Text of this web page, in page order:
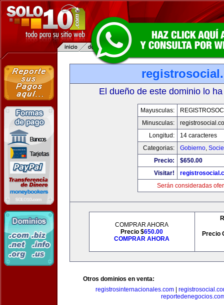
El dueño de este dominio lo
Mayusculas:
Minusculas:
Longitud:
14 caracteres
Categorias:
Gobierno,
Precio:
$650.00
Visitar!
Serán consideradas
COMPRAR AHORA
Precio $650.00
COMPRAR AHORA
Precio
Otros dominios en venta:
registrosinternacionales.com